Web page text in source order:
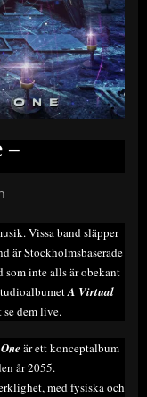
–
Vissa band släpper
är Stockholmsbaserade
som inte alls är obekant
A Virtual
se dem live.
är ett konceptalbum
år 2055.
med fysiska och